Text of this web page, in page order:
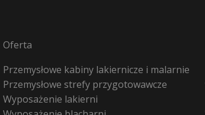
Oferta
Przemysłowe kabiny lakiernicze i malarnie
Przemysłowe strefy przygotowawcze
Wyposażenie lakierni